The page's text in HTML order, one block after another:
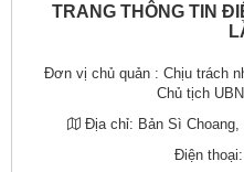
TRANG THÔNG TIN
Đơn vị chủ quản : Chịu trách
Chủ tịch
Địa chỉ: Bản Sì
Điện thoại: